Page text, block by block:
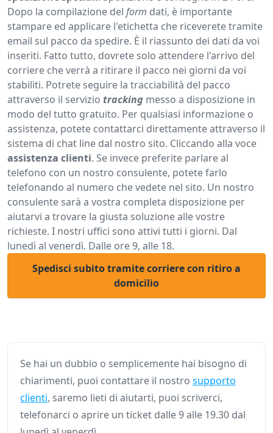
Dopo la compilazione del form dati, è importante
stampare ed applicare l'etichetta che riceverete tramite
email sul pacco da spedire. È il riassunto dei dati da voi
inseriti. Fatto tutto, dovrete solo attendere l'arrivo del
corriere che verrà a ritirare il pacco nei giorni da voi
stabiliti. Potrete seguire la tracciabilità del pacco
attraverso il servizio tracking messo a disposizione in
modo del tutto gratuito. Per qualsiasi informazione o
assistenza, potete contattarci direttamente attraverso il
sistema di chat line dal nostro sito. Cliccando alla voce
assistenza clienti. Se invece preferite parlare al
telefono con un nostro consulente, potete farlo
telefonando al numero che vedete nel sito. Un nostro
consulente sarà a vostra completa disposizione per
aiutarvi a trovare la giusta soluzione alle vostre
richieste. I nostri uffici sono attivi tutti i giorni. Dal
lunedì al venerdì. Dalle ore 9, alle 18.
Spedisci subito tramite corriere con ritiro a
domicilio
Se hai un dubbio o semplicemente hai bisogno di
chiarimenti, puoi contattare il nostro supporto
clienti, saremo lieti di aiutarti, puoi scriverci,
telefonarci o aprire un ticket dalle 9 alle 19.30 dal